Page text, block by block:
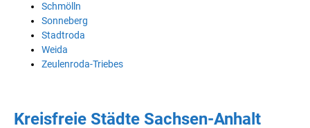
Schmölln
Sonneberg
Stadtroda
Weida
Zeulenroda-Triebes
Kreisfreie Städte Sachsen-Anhalt